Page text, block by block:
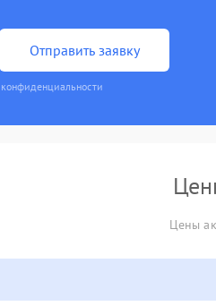
Отправить заявку
Цены